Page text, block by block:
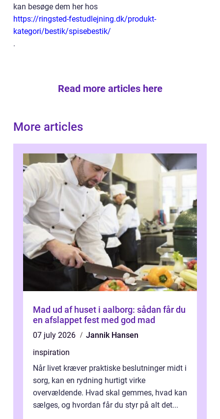
kan besøge dem her hos
https://ringsted-festudlejning.dk/produkt-
kategori/bestik/spisebestik/
.
Read more articles here
More articles
Mad ud af huset i aalborg: sådan får du
en afslappet fest med god mad
07 july 2026
Jannik Hansen
inspiration
Når livet kræver praktiske beslutninger midt i
sorg, kan en rydning hurtigt virke
overvældende. Hvad skal gemmes, hvad kan
sælges, og hvordan får du styr på alt det...